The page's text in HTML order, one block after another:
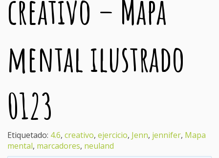
creativo – Mapa
mental ilustrado
0123
Etiquetado: 4.6, creativo, ejercicio, Jenn, jennifer, Mapa
mental, marcadores, neuland